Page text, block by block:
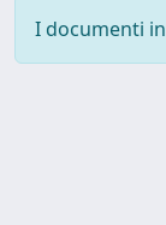
I documenti